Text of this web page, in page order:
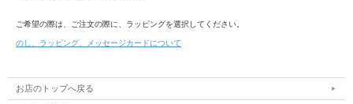
ご希望の際は、ご注文の際に、ラッピングを選択してください。
のし、ラッピング、メッセージカードについて
お店のトップへ戻る